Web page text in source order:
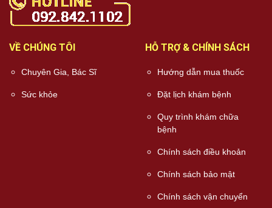
VỀ CHÚNG TÔI
Chuyên Gia, Bác Sĩ
Sức khỏe
HỖ TRỢ & CHÍNH SÁCH
Hướng dẫn mua thuốc
Đặt lịch khám bệnh
Quy trình khám chữa
bệnh
Chính sách điều khoản
Chính sách bảo mật
Chính sách vận chuyển